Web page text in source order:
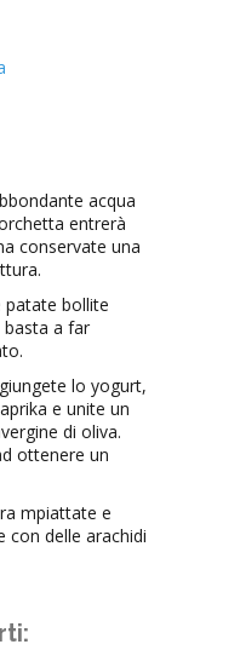
acqua
entrerà
conservate una
patate bollite
basta a far
lo yogurt,
e unite un
di oliva.
ottenere un
mpiattate e
con delle arachidi